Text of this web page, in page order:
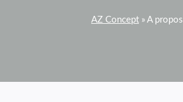
AZ Concept » A propos